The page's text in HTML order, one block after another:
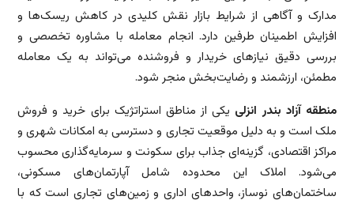
مدارک و آگاهی از شرایط بازار نقش کلیدی در کاهش ریسک‌ها و
افزایش اطمینان طرفین دارد. انجام معامله با مشاوره تخصصی و
بررسی دقیق نیازهای خریدار و فروشنده می‌تواند به یک معامله
مطمئن، ارزشمند و رضایت‌بخش منجر شود.
منطقه آزاد بندر انزلی یکی از مناطق استراتژیک برای خرید و فروش
ملک است و به دلیل موقعیت تجاری و دسترسی به امکانات شهری و
مراکز اقتصادی، گزینه‌ای جذاب برای سکونت و سرمایه‌گذاری محسوب
می‌شود. املاک این محدوده شامل آپارتمان‌های مسکونی،
ساختمان‌های نوساز، واحدهای اداری و زمین‌های تجاری است که با